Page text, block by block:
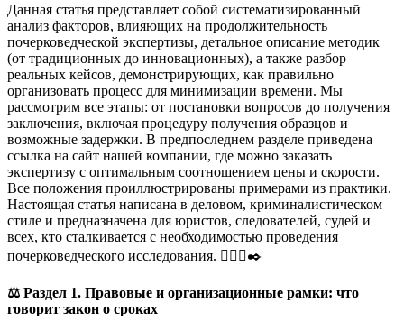
Данная статья представляет собой систематизированный
анализ факторов, влияющих на продолжительность
почерковедческой экспертизы, детальное описание методик
(от традиционных до инновационных), а также разбор
реальных кейсов, демонстрирующих, как правильно
организовать процесс для минимизации времени. Мы
рассмотрим все этапы: от постановки вопросов до получения
заключения, включая процедуру получения образцов и
возможные задержки. В предпоследнем разделе приведена
ссылка на сайт нашей компании, где можно заказать
экспертизу с оптимальным соотношением цены и скорости.
Все положения проиллюстрированы примерами из практики.
Настоящая статья написана в деловом, криминалистическом
стиле и предназначена для юристов, следователей, судей и
всех, кто сталкивается с необходимостью проведения
почерковедческого исследования. 🕵️‍♂️📜✒️
⚖️ Раздел 1. Правовые и организационные рамки: что
говорит закон о сроках